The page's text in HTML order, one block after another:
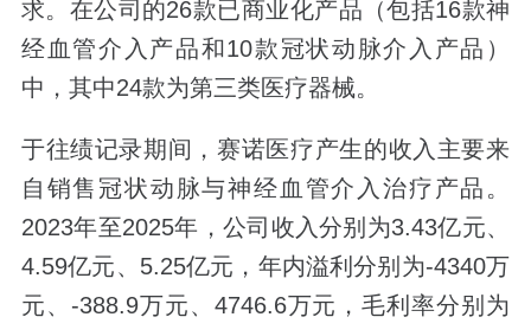
求。在公司的26款已商业化产品（包括16款神
经血管介入产品和10款冠状动脉介入产品）
中，其中24款为第三类医疗器械。
于往绩记录期间，赛诺医疗产生的收入主要来
自销售冠状动脉与神经血管介入治疗产品。
2023年至2025年，公司收入分别为3.43亿元、
4.59亿元、5.25亿元，年内溢利分别为-4340万
元、-388.9万元、4746.6万元，毛利率分别为